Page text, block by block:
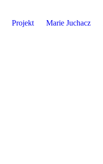
Projekt Marie Juchacz